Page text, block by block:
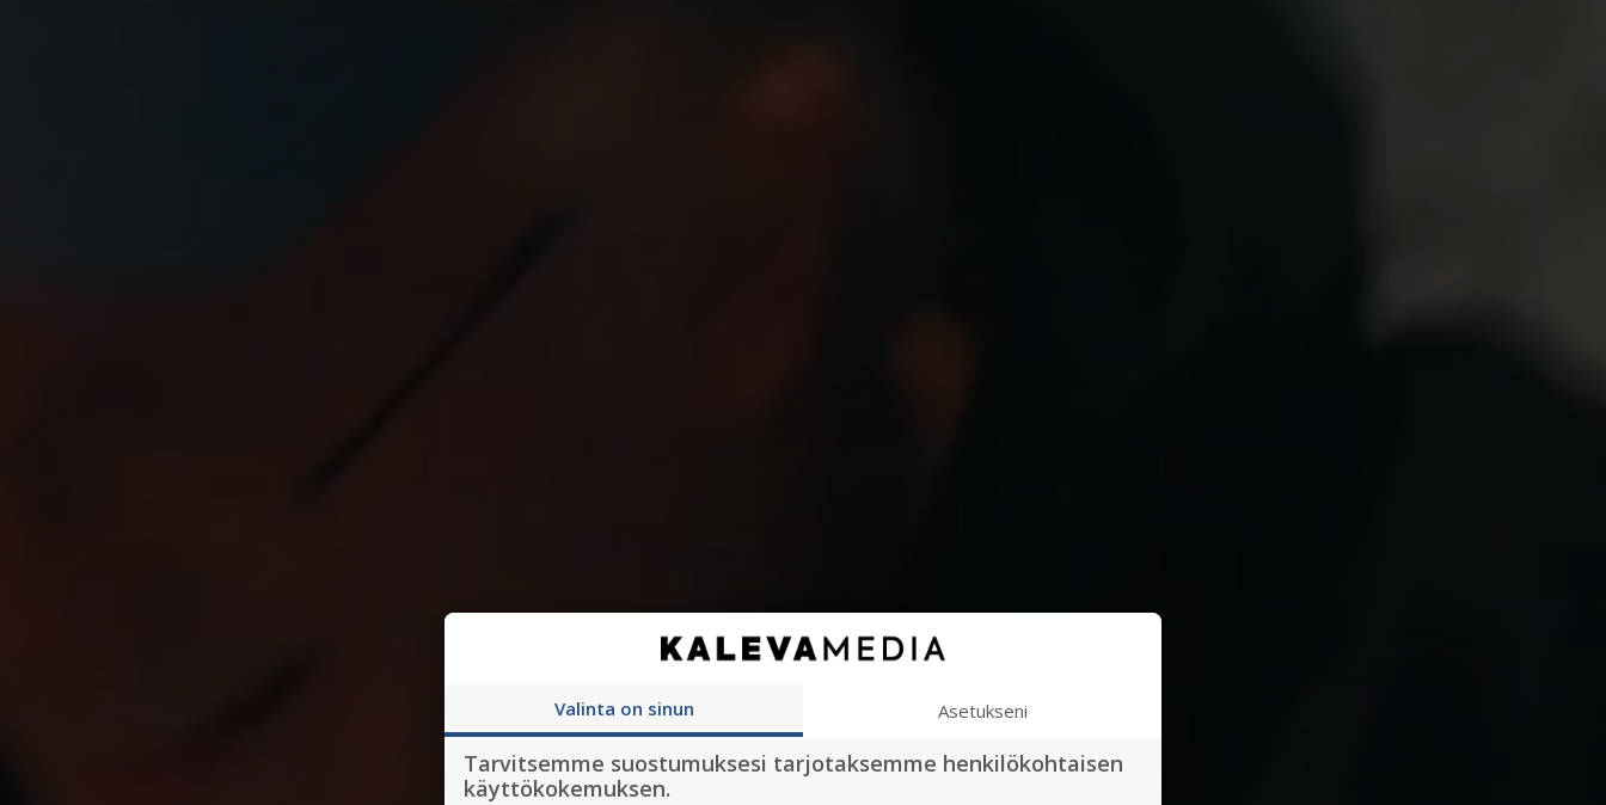
Valinta on sinun Asetukseni
Tarvitsemme suostumuksesi tarjotaksemme henkilökohtaisen
käyttökokemuksen.